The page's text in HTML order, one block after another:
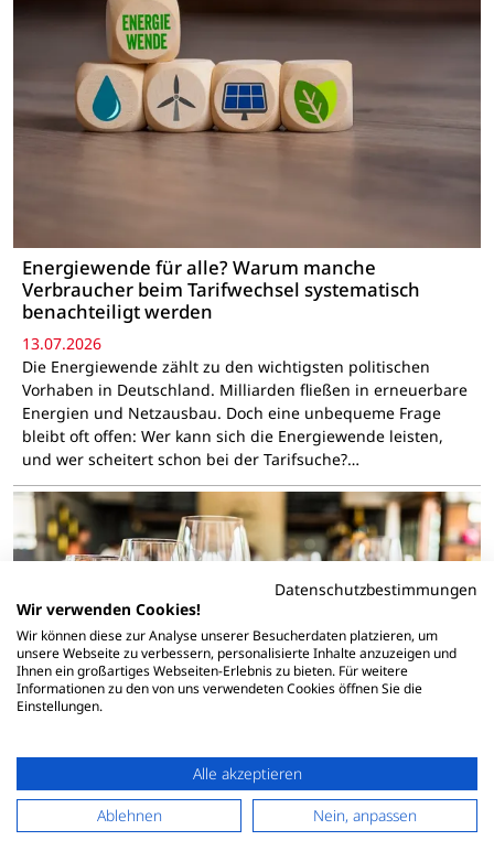
Energiewende für alle? Warum manche
Verbraucher beim Tarifwechsel systematisch
benachteiligt werden
13.07.2026
Die Energiewende zählt zu den wichtigsten politischen
Vorhaben in Deutschland. Milliarden fließen in erneuerbare
Energien und Netzausbau. Doch eine unbequeme Frage
bleibt oft offen: Wer kann sich die Energiewende leisten,
und wer scheitert schon bei der Tarifsuche?…
Glänzende Gläser, zufriedene Gäste: Warum
Datenschutzbestimmungen
Wir verwenden Cookies!
Wir können diese zur Analyse unserer Besucherdaten platzieren, um
unsere Webseite zu verbessern, personalisierte Inhalte anzuzeigen und
Ihnen ein großartiges Webseiten-Erlebnis zu bieten. Für weitere
Informationen zu den von uns verwendeten Cookies öffnen Sie die
Einstellungen.
Alle akzeptieren
Ablehnen
Nein, anpassen